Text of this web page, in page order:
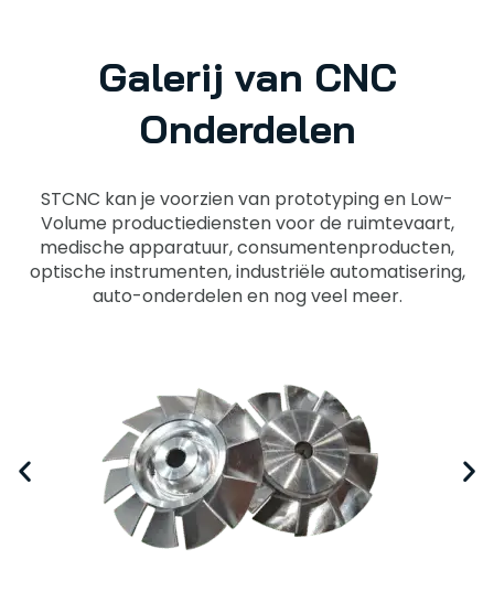
Galerij van CNC
Onderdelen
STCNC kan je voorzien van prototyping en Low-
Volume productiediensten voor de ruimtevaart,
medische apparatuur, consumentenproducten,
optische instrumenten, industriële automatisering,
auto-onderdelen en nog veel meer.